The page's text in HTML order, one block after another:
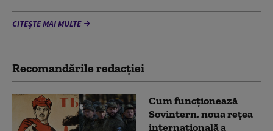
CITEȘTE MAI MULTE
Recomandările redacţiei
Cum funcționează
Sovintern, noua rețea
internațională a